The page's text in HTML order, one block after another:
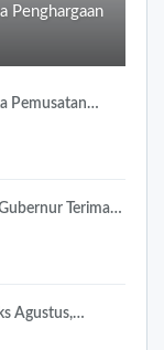
Penghargaan
Pemusatan…
Terima…
Agustus,…